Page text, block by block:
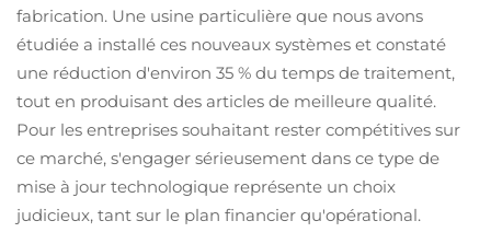
fabrication. Une usine particulière que nous avons
étudiée a installé ces nouveaux systèmes et constaté
une réduction d'environ 35 % du temps de traitement,
tout en produisant des articles de meilleure qualité.
Pour les entreprises souhaitant rester compétitives sur
ce marché, s'engager sérieusement dans ce type de
mise à jour technologique représente un choix
judicieux, tant sur le plan financier qu'opérational.